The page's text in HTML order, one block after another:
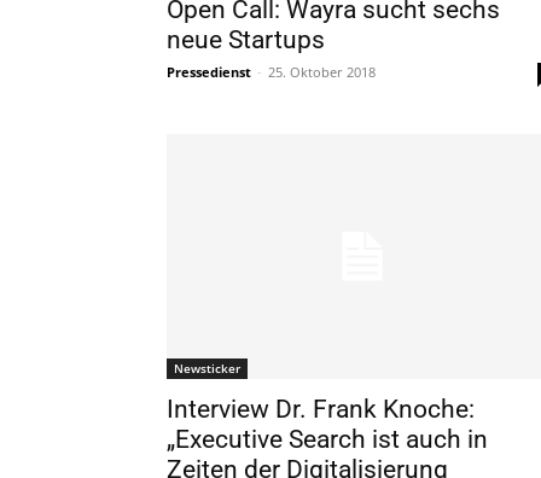
Open Call: Wayra sucht sechs
neue Startups
Pressedienst - 25. Oktober 2018
Newsticker
Interview Dr. Frank Knoche:
„Executive Search ist auch in
Zeiten der Digitalisierung